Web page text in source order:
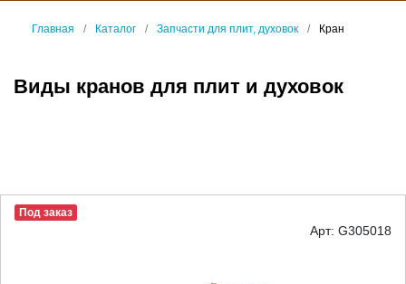
Главная Каталог Запчасти для плит, духовок Кран
Виды кранов для плит и духовок
Под заказ
Арт: G305018